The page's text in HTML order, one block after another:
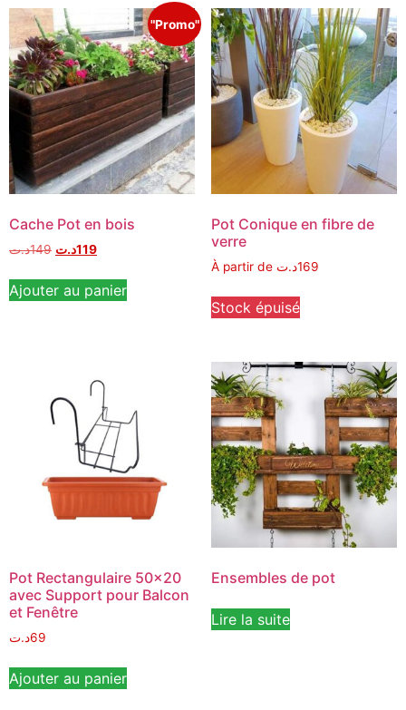
"Promo"
Cache Pot en bois
149د.ت 119د.ت
Ajouter au panier
Pot Conique en fibre de
verre
À partir de 169د.ت
Stock épuisé
Pot Rectangulaire 50×20
avec Support pour Balcon
et Fenêtre
69د.ت
Ajouter au panier
Ensembles de pot
Lire la suite